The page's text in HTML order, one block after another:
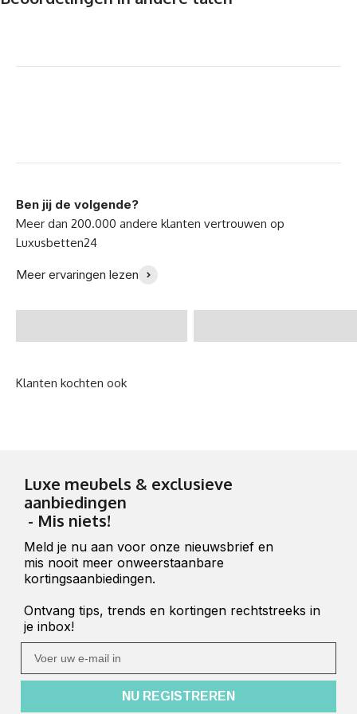
Ben jij de volgende?
Meer ervaringen lezen
bed gevonden! -
Luxe meubels & exclusieve
aanbiedingen
- Mis niets!
Meld je nu aan voor onze nieuwsbrief en
mis nooit meer onweerstaanbare
kortingsaanbiedingen.
Ontvang tips, trends en kortingen rechtstreeks in
je inbox!
Ihre E-Mail
NU REGISTREREN